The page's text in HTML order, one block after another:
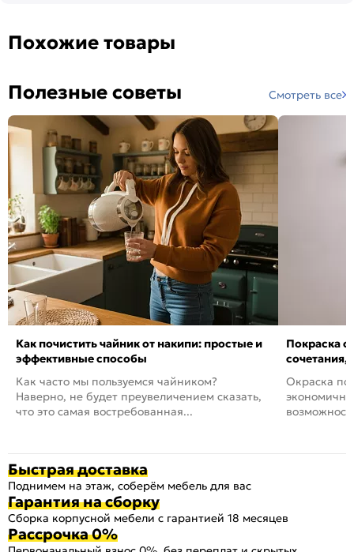
Похожие товары
Полезные советы Смотреть все
Как почистить чайник от накипи: простые и
эффективные способы
Как часто мы пользуемся чайником?
Наверно, не будет преувеличением сказать,
что это самая востребованная...
Покраска
сочетания,
Окраска
Быстрая доставка
Поднимем на этаж, соберём мебель для вас
Гарантия на сборку
Сборка корпусной мебели с гарантией 18 месяцев
Рассрочка 0%